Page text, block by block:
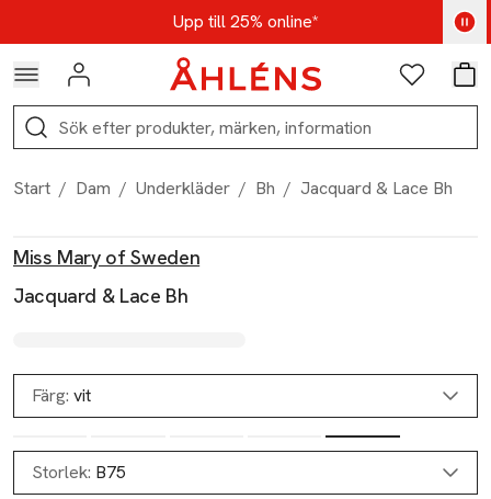
Hoppa till navigationsmenynUpp till 25% online*
Kod: AUG25 - Shoppa nu
Logga in Favoriter
Sök
Start / Dam / Underkläder / Bh / Jacquard & Lace Bh
Miss Mary of Sweden
Jacquard & Lace Bh
Färg: vit
Storlek: B75